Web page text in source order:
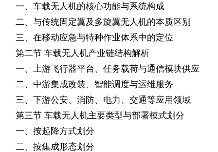
一、车载无人机的核心功能与系统构成
二、与传统固定翼及多旋翼无人机的本质区别
三、在移动应急与特种作业体系中的定位
第二节 车载无人机产业链结构解析
一、上游飞行器平台、任务载荷与通信模块供应
二、中游集成改装、智能调度与运维服务
三、下游公安、消防、电力、交通等应用领域
第三节 车载无人机主要类型与部署模式划分
一、按起降方式划分
二、按集成形态划分